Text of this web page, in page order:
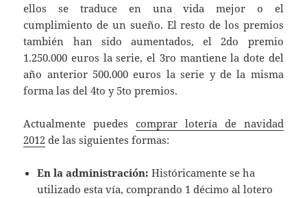
ellos se traduce en una vida mejor o el
cumplimiento de un sueño. El resto de los premios
también han sido aumentados, el 2do premio
1.250.000 euros la serie, el 3ro mantiene la dote del
año anterior 500.000 euros la serie y de la misma
forma las del 4to y 5to premios.
Actualmente puedescomprar lotería de navidad
2012 de las siguientes formas:
En la administración: Históricamente se ha
utilizado esta vía, comprando 1 décimo al lotero